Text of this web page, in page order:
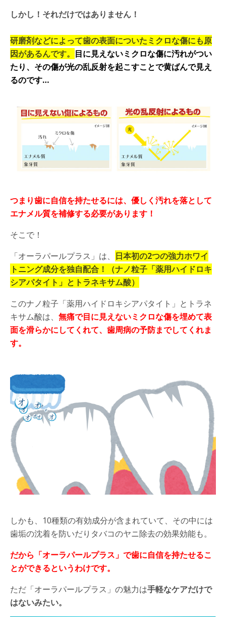
しかし！それだけではありません！
研磨剤などによって歯の表面についたミクロな傷にも原
因があるんです。 目に見えないミクロな傷に汚れがつい
たり、その傷が光の乱反射を起こすことで黄ばんで見え
るのです…
つまり歯に自信を持たせるには、優しく汚れを落として
エナメル質を補修する必要があります！
そこで！
「オーラパールプラス」は、 日本初の2つの強力ホワイ
トニング成分を独自配合！（ナノ粒子「薬用ハイドロキ
シアパタイト」とトラネキサム酸）
このナノ粒子「薬用ハイドロキシアパタイト」とトラネ
キサム酸は、 無痛で目に見えないミクロな傷を埋めて表
面を滑らかにしてくれて、歯周病の予防までしてくれま
す。
しかも、10種類の有効成分が含まれていて、その中には
歯垢の沈着を防いだりタバコのヤニ除去の効果効能も。
だから「オーラパールプラス」で歯に自信を持たせるこ
とができるというわけです。
ただ「オーラパールプラス」の魅力は手軽なケアだけで
はないみたい。